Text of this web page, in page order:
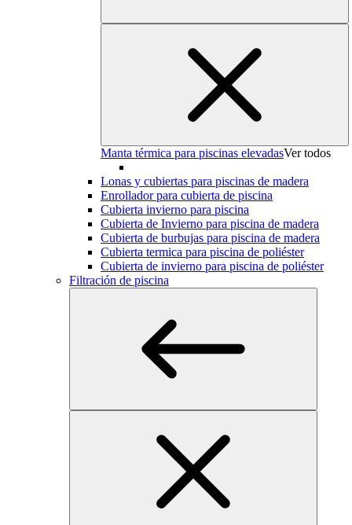
Manta térmica para piscinas elevadasVer todos
Lonas y cubiertas para piscinas de madera
Enrollador para cubierta de piscina
Cubierta invierno para piscina
Cubierta de Invierno para piscina de madera
Cubierta de burbujas para piscina de madera
Cubierta termica para piscina de poliéster
Cubierta de invierno para piscina de poliéster
Filtración de piscina